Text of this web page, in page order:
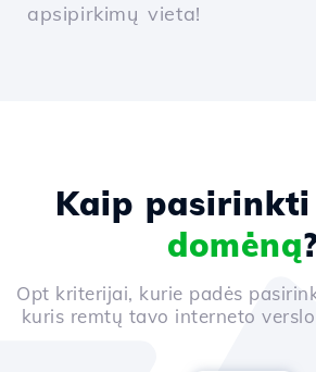
apsipirkimų vieta!
Kaip pasirinkti
domėną
Opt kriterijai, kurie padės
kuris remtų tavo interneto